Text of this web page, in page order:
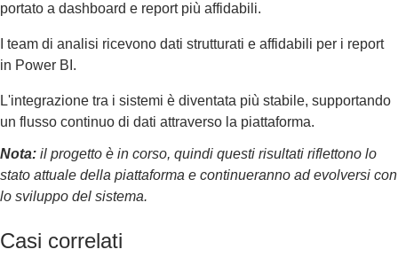
portato a dashboard e report più affidabili.
I team di analisi ricevono dati strutturati e affidabili per i report
in Power BI.
L'integrazione tra i sistemi è diventata più stabile, supportando
un flusso continuo di dati attraverso la piattaforma.
Nota: il progetto è in corso, quindi questi risultati riflettono lo
stato attuale della piattaforma e continueranno ad evolversi con
lo sviluppo del sistema.
Casi correlati